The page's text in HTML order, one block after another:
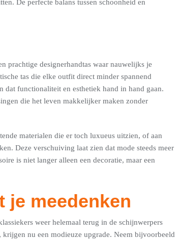
De perfecte balans tussen schoonheid en
prachtige designerhandtas waar nauwelijks je
tas die elke outfit direct minder spannend
functionaliteit en esthetiek hand in hand gaan.
die het leven makkelijker maken zonder
materialen die er toch luxueus uitzien, of aan
Deze verschuiving laat zien dat mode steeds meer
is niet langer alleen een decoratie, maar een
je meedenken
weer helemaal terug in de schijnwerpers
nu een modieuze upgrade. Neem bijvoorbeeld